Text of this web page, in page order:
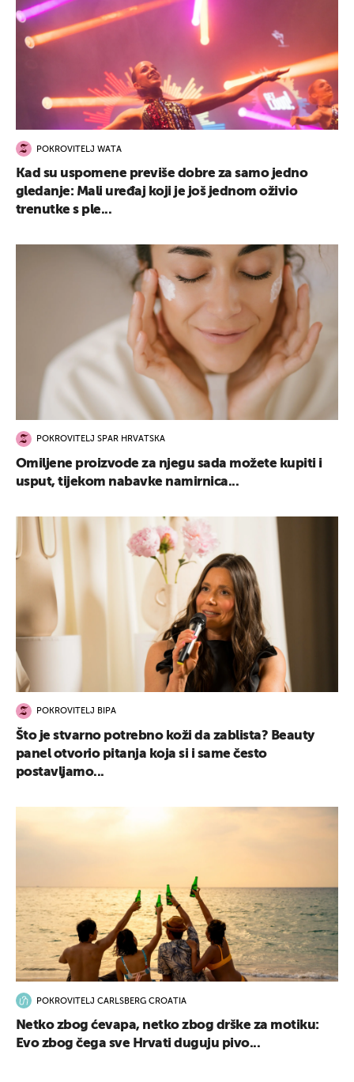
POKROVITELJ WATA
Kad su uspomene previše dobre za samo jedno
gledanje: Mali uređaj koji je još jednom oživio
trenutke s ple...
POKROVITELJ SPAR HRVATSKA
Omiljene proizvode za njegu sada možete kupiti i
usput, tijekom nabavke namirnica...
POKROVITELJ BIPA
Što je stvarno potrebno koži da zablista? Beauty
panel otvorio pitanja koja si i same često
postavljamo...
POKROVITELJ CARLSBERG CROATIA
Netko zbog ćevapa, netko zbog drške za motiku:
Evo zbog čega sve Hrvati duguju pivo...